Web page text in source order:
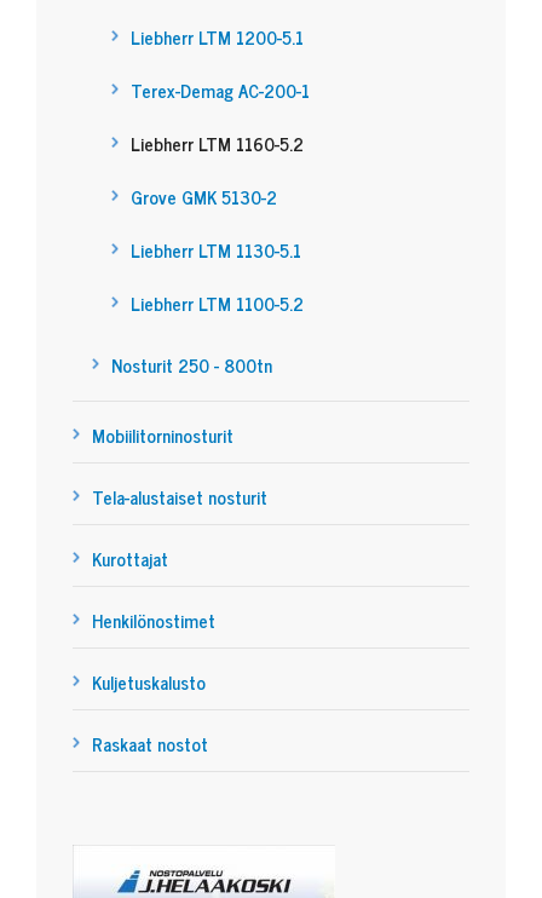
Liebherr LTM 1200-5.1
Terex-Demag AC-200-1
Liebherr LTM 1160-5.2
Grove GMK 5130-2
Liebherr LTM 1130-5.1
Liebherr LTM 1100-5.2
Nosturit 250 - 800tn
Mobiilitorninosturit
Tela-alustaiset nosturit
Kurottajat
Henkilönostimet
Kuljetuskalusto
Raskaat nostot